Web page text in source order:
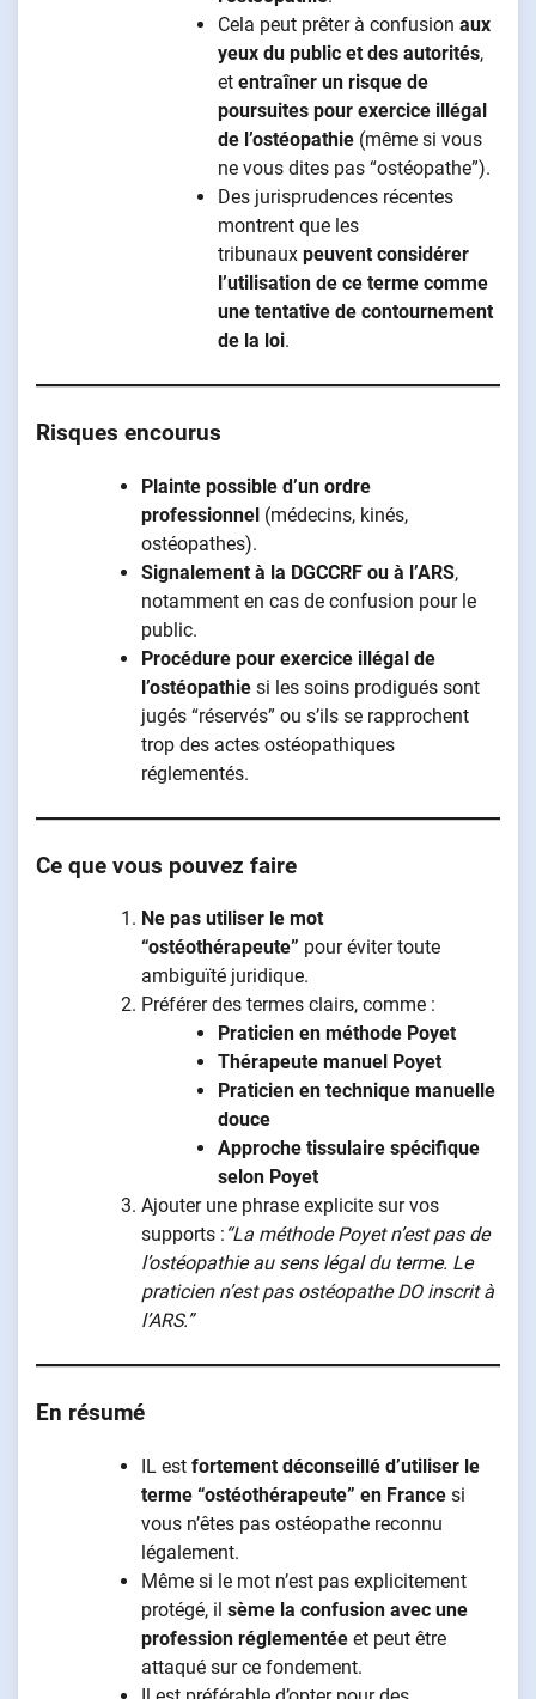
Cela peut prêter à confusion aux
yeux du public et des autorités,
et entraîner un risque de
poursuites pour exercice illégal
de l’ostéopathie (même si vous
ne vous dites pas “ostéopathe”).
Des jurisprudences récentes
montrent que les
tribunaux peuvent considérer
l’utilisation de ce terme comme
une tentative de contournement
de la loi.
Risques encourus
Plainte possible d’un ordre
professionnel (médecins, kinés,
ostéopathes).
Signalement à la DGCCRF ou à l’ARS,
notamment en cas de confusion pour le
public.
Procédure pour exercice illégal de
l’ostéopathie si les soins prodigués sont
jugés “réservés” ou s’ils se rapprochent
trop des actes ostéopathiques
réglementés.
Ce que vous pouvez faire
Ne pas utiliser le mot
“ostéothérapeute” pour éviter toute
ambiguïté juridique.
Préférer des termes clairs, comme :
Praticien en méthode Poyet
Thérapeute manuel Poyet
Praticien en technique manuelle
douce
Approche tissulaire spécifique
selon Poyet
Ajouter une phrase explicite sur vos
supports : “La méthode Poyet n’est pas de
l’ostéopathie au sens légal du terme. Le
praticien n’est pas ostéopathe DO inscrit à
l’ARS.”
En résumé
IL est fortement déconseillé d’utiliser le
terme “ostéothérapeute” en France si
vous n’êtes pas ostéopathe reconnu
légalement.
Même si le mot n’est pas explicitement
protégé, il sème la confusion avec une
profession réglementée et peut être
attaqué sur ce fondement.